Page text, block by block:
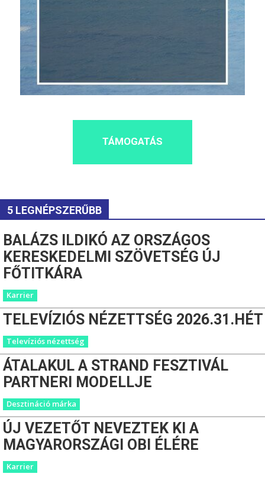
TÁMOGATÁS
5 LEGNÉPSZERŰBB
BALÁZS ILDIKÓ AZ ORSZÁGOS
KERESKEDELMI SZÖVETSÉG ÚJ
FŐTITKÁRA
Karrier
TELEVÍZIÓS NÉZETTSÉG 2026.31.HÉT
Televíziós nézettség
ÁTALAKUL A STRAND FESZTIVÁL
PARTNERI MODELLJE
Desztináció márka
ÚJ VEZETŐT NEVEZTEK KI A
MAGYARORSZÁGI OBI ÉLÉRE
Karrier